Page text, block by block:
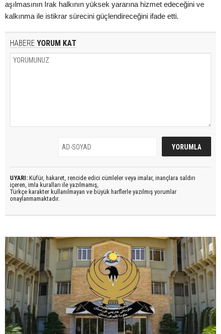
aşılmasının Irak halkının yüksek yararına hizmet edeceğini ve
kalkınma ile istikrar sürecini güçlendireceğini ifade etti.
HABERE YORUM KAT
UYARI: Küfür, hakaret, rencide edici cümleler veya imalar, inançlara saldırı
içeren, imla kuralları ile yazılmamış,
Türkçe karakter kullanılmayan ve büyük harflerle yazılmış yorumlar
onaylanmamaktadır.